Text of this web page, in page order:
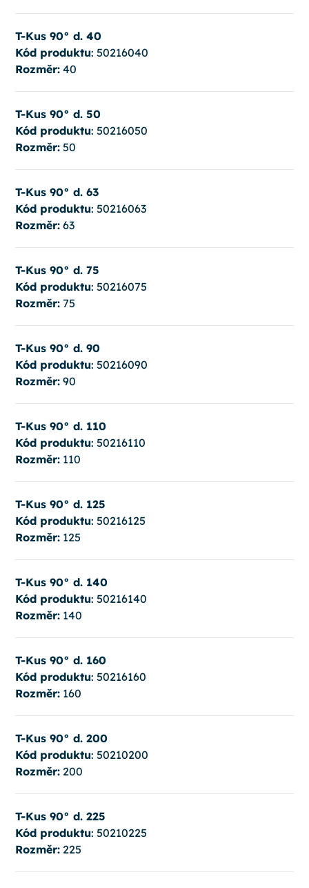
T-Kus 90° d. 40
Kód produktu: 50216040
Rozměr:40
T-Kus 90° d. 50
Kód produktu: 50216050
Rozměr:50
T-Kus 90° d. 63
Kód produktu: 50216063
Rozměr:63
T-Kus 90° d. 75
Kód produktu: 50216075
Rozměr:75
T-Kus 90° d. 90
Kód produktu: 50216090
Rozměr:90
T-Kus 90° d. 110
Kód produktu: 50216110
Rozměr:110
T-Kus 90° d. 125
Kód produktu: 50216125
Rozměr:125
T-Kus 90° d. 140
Kód produktu: 50216140
Rozměr:140
T-Kus 90° d. 160
Kód produktu: 50216160
Rozměr:160
T-Kus 90° d. 200
Kód produktu: 50210200
Rozměr:200
T-Kus 90° d. 225
Kód produktu: 50210225
Rozměr:225